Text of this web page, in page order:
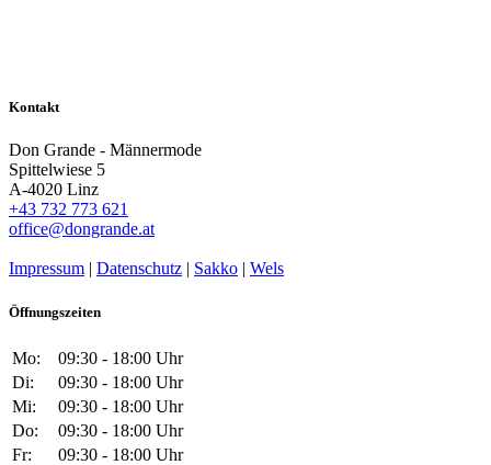
Kontakt
Don Grande - Männermode
Spittelwiese 5
A-4020 Linz
+43 732 773 621
office@dongrande.at
Impressum | Datenschutz | Sakko | Wels
Öffnungszeiten
Mo:
09:30 - 18:00 Uhr
Di:
09:30 - 18:00 Uhr
Mi:
09:30 - 18:00 Uhr
Do:
09:30 - 18:00 Uhr
Fr:
09:30 - 18:00 Uhr